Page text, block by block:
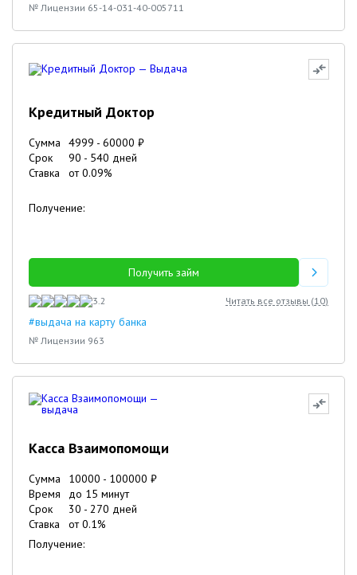
№ Лицензии 65-14-031-40-005711
Кредитный Доктор
Сумма 4999 - 60000 ₽
Срок
90 - 540 дней
Ставка
от0.09%
Получение:
Получить займ
3.2 Читать все отзывы (10)
#выдача на карту банка
№ Лицензии 963
Касса Взаимопомощи
Сумма 10000 - 100000 ₽
Время
до 15 минут
Срок
30 - 270 дней
Ставка
от0.1%
Получение: